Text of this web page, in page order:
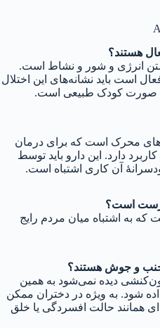
هستند؟
انرژی و شور و نشاط است.
است باید نشانه‌های این اختلال
صورت کودک طبیعی است.
محرک است که برای درمان
دارد. این دارو باید توسط
آن کاری اشتباه است.
است؟
به اشتباه میان مردم رایج
دیده نمی‌شود به همین
شود. به ویژه در دختران ممکن
همانند حالت افسردگی یا خلق